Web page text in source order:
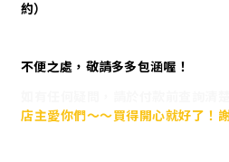
約）
不便之處，敬請多多包涵喔！
店主愛你們～～買得開心就好了！